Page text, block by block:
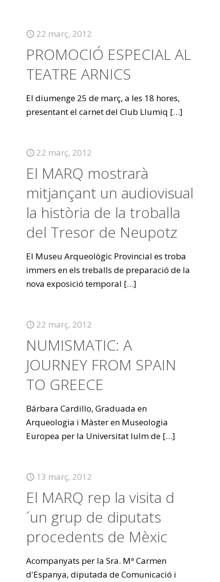
22 març, 2012
PROMOCIÓ ESPECIAL AL
TEATRE ARNICS
El diumenge 25 de març, a les 18 hores,
presentant el carnet del Club Llumiq […]
22 març, 2012
El MARQ mostrarà
mitjançant un audiovisual
la història de la troballa
del Tresor de Neupotz
El Museu Arqueològic Provincial es troba
immers en els treballs de preparació de la
nova exposició temporal […]
22 març, 2012
NUMISMATIC: A
JOURNEY FROM SPAIN
TO GREECE
Bárbara Cardillo, Graduada en
Arqueologia i Màster en Museologia
Europea per la Universitat Iulm de […]
13 març, 2012
El MARQ rep la visita d
´un grup de diputats
procedents de Mèxic
Acompanyats per la Sra. Mª Carmen
d'Espanya, diputada de Comunicació i